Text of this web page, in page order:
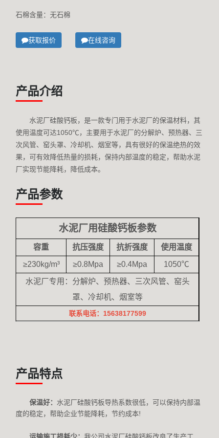
石棉含量：无石棉
获取报价 在线咨询
产品介绍
水泥厂硅酸钙板，是一款专门用于水泥厂的保温材料，其
使用温度可达1050℃，主要用于水泥厂的分解炉、预热器、三
次风管、窑头罩、冷却机、烟室等，具有很好的保温绝热的效
果，可有效降低热量的损耗，保持内部温度的稳定，帮助水泥
厂实现节能降耗，降低成本。
产品参数
水泥厂用硅酸钙板参数
容重 抗压强度 抗折强度 使用温度
≥230kg/m³ ≥0.8Mpa ≥0.4Mpa 1050℃
水泥厂专用：分解炉、预热器、三次风管、窑头
罩、冷却机、烟室等
联系电话：15638177599
产品特点
保温好： 水泥厂硅酸钙板导热系数很低，可以保持内部温
度的稳定，帮助企业节能降耗，节约成本!
运输施工损耗少： 我公司水泥厂硅酸钙板改良了生产工